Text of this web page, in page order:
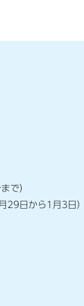
で）
29日から1月3日）